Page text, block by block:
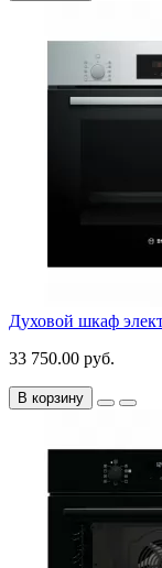
Духовой шкаф
33 750.00 руб.
В корзину